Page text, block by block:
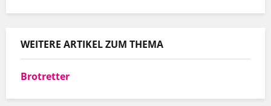
WEITERE ARTIKEL ZUM THEMA
Brotretter